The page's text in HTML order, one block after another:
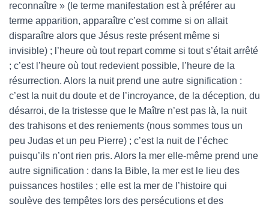
reconnaître » (le terme manifestation est à préférer au
terme apparition, apparaître c’est comme si on allait
disparaître alors que Jésus reste présent même si
invisible) ; l’heure où tout repart comme si tout s’était arrêté
; c’est l’heure où tout redevient possible, l’heure de la
résurrection. Alors la nuit prend une autre signification :
c’est la nuit du doute et de l’incroyance, de la déception, du
désarroi, de la tristesse que le Maître n’est pas là, la nuit
des trahisons et des reniements (nous sommes tous un
peu Judas et un peu Pierre) ; c’est la nuit de l’échec
puisqu’ils n’ont rien pris. Alors la mer elle-même prend une
autre signification : dans la Bible, la mer est le lieu des
puissances hostiles ; elle est la mer de l’histoire qui
soulève des tempêtes lors des persécutions et des